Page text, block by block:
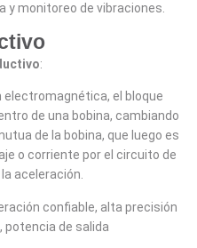
y monitoreo de vibraciones.
:
electromagnética, el bloque
de una bobina, cambiando
de la bobina, que luego es
o corriente por el circuito de
aceleración.
confiable, alta precisión
potencia de salida